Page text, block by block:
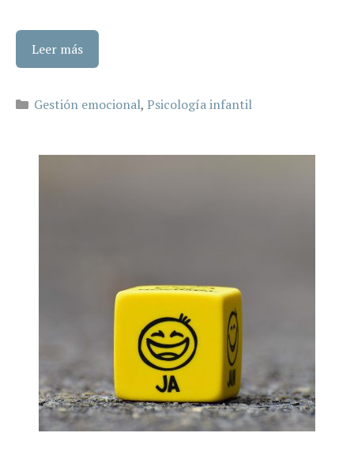
Leer más
Categorías
Gestión emocional, Psicología infantil